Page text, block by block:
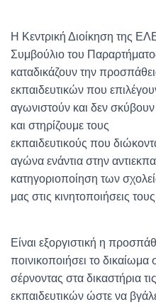
Η Κεντρική Διοίκηση της
Συμβούλιο του
καταδικάζουν την
εκπαιδευτικών που
αγωνιστούν και δεν
και στηρίζουμε τους
εκπαιδευτικούς που
αγώνα ενάντια στην
κατηγοριοποίηση των
μας στις κινητοποιήσεις
Είναι εξοργιστική η
ποινικοποιήσει το δικαίωμα
σέρνοντας στα δικαστήρια
εκπαιδευτικών ώστε να